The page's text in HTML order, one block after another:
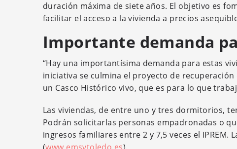
duración máxima de siete años. El objetivo es
facilitar el acceso a la vivienda a precios
Importante demanda
“Hay una importantísima demanda para estas
iniciativa se culmina el proyecto de
un Casco Histórico vivo, que es para lo que
Las viviendas, de entre uno y tres dormitorios,
Podrán solicitarlas personas empadronadas o
ingresos familiares entre 2 y 7,5 veces el